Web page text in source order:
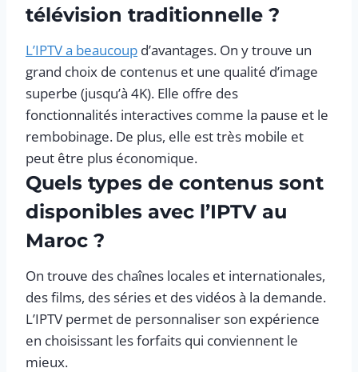
télévision traditionnelle ?
L’IPTV a beaucoup d’avantages. On y trouve un
grand choix de contenus et une qualité d’image
superbe (jusqu’à 4K). Elle offre des
fonctionnalités interactives comme la pause et le
rembobinage. De plus, elle est très mobile et
peut être plus économique.
Quels types de contenus sont
disponibles avec l’IPTV au
Maroc ?
On trouve des chaînes locales et internationales,
des films, des séries et des vidéos à la demande.
L’IPTV permet de personnaliser son expérience
en choisissant les forfaits qui conviennent le
mieux.